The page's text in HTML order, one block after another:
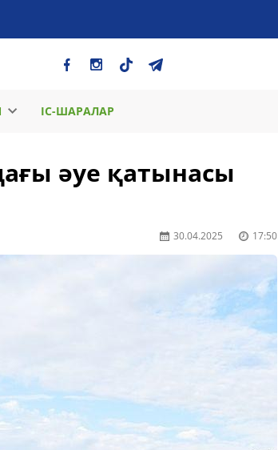
ІС-ШАРАЛАР
әуе қатынасы
30.04.2025 17:50